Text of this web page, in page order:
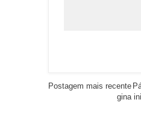
Postagem mais recente
gina